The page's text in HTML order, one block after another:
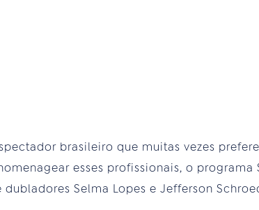
brasileiro que muitas vezes
esses profissionais, o programa
Selma Lopes e Jefferson